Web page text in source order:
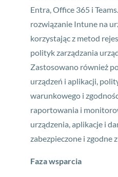
Entra, Office 365 i
rozwiązanie Intune na
korzystając z metod
polityk zarządzania
Zastosowano również
urządzeń i aplikacji,
warunkowego i
raportowania i
urządzenia, aplikacje i
zabezpieczone i zgodne
Faza wsparcia